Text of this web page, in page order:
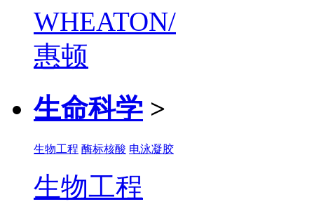
生命科学 >
生物工程 酶标核酸 电泳凝胶
生物工程